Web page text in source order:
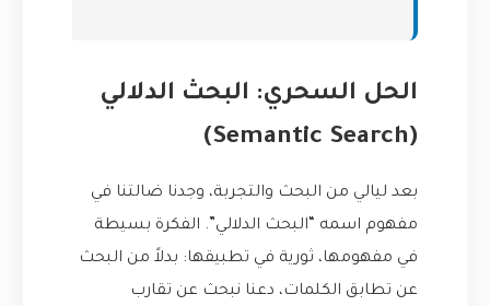
الحل السحري: البحث الدلالي
(Semantic Search)
بعد ليالي من البحث والتجربة، وجدنا ضالتنا في
مفهوم اسمه “البحث الدلالي”. الفكرة بسيطة
في مفهومها، ثورية في تطبيقها: بدلاً من البحث
عن تطابق الكلمات، دعنا نبحث عن تقارب